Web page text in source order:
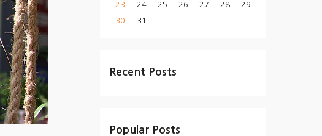
23
24 25 26 27 28
29
30
31
Recent Posts
Popular Posts